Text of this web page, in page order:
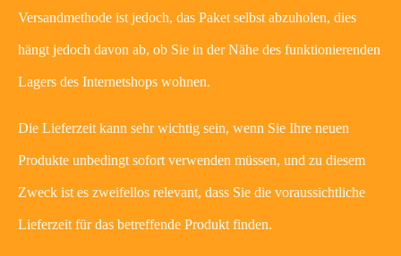
Versandmethode ist jedoch, das Paket selbst abzuholen, dies
hängt jedoch davon ab, ob Sie in der Nähe des funktionierenden
Lagers des Internetshops wohnen.
Die Lieferzeit kann sehr wichtig sein, wenn Sie Ihre neuen
Produkte unbedingt sofort verwenden müssen, und zu diesem
Zweck ist es zweifellos relevant, dass Sie die voraussichtliche
Lieferzeit für das betreffende Produkt finden.